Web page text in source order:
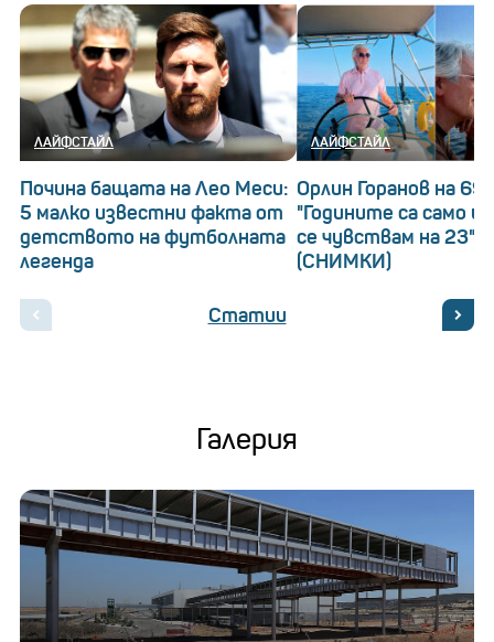
ЛАЙФСТАЙЛ
Почина бащата на Лео Меси:
5 малко известни факта от
детството на футболната
легенда
ЛАЙФСТАЙЛ
Орлин Горанов на 69!
"Годините са само
се чувствам на 23"
(СНИМКИ)
Статии
Галерия